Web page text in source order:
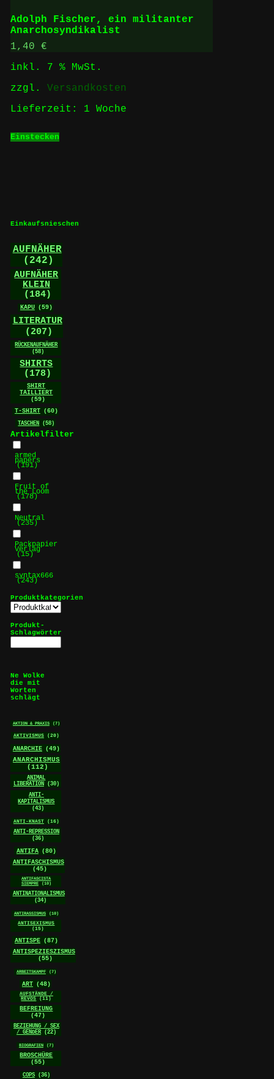
Optionen
können
Produktseite
werden
Adolph Fischer, ein militanter
Anarchosyndikalist
1,40 €
inkl. 7 % MwSt.
zzgl. Versandkosten
Lieferzeit: 1 Woche
Einstecken
Einkaufsnieschen
AUFNÄHER
(242)
AUFNÄHER
KLEIN
(184)
KAPU (59)
LITERATUR
(207)
RÜCKENAUFNÄHER
(58)
SHIRTS
(178)
SHIRT
TAILLIERT
(59)
T-SHIRT
(60)
TASCHEN
(58)
Artikelfilter
armed
papers
(191)
Fruit of
the Loom
(178)
Neutral
(235)
Packpapier
Verlag
(15)
syntax666
(243)
Produktkategorien
Produkt-
Schlagwörter
Ne Wolke
die mit
Worten
schlägt
AKTION & PRAXIS (7)
AKTIVISMUS (20)
ANARCHIE (49)
ANARCHISMUS
(112)
ANIMAL
LIBERATION
(30)
ANTI-
KAPITALISMUS
(43)
ANTI-KNAST (16)
ANTI-REPRESSION
(36)
ANTIFA (80)
ANTIFASCHISMUS
(45)
ANTIFASCISTA
SIEMPRE
(10)
ANTINATIONALISMUS
(34)
ANTIRASSISMUS (10)
ANTISEXISMUS
(15)
ANTISPE (87)
ANTISPEZIESZISMUS
(55)
ARBEITSKAMPF (7)
ART (48)
AUFSTÄNDE /
REVOS
(11)
BEFREIUNG
(47)
BEZIEHUNG / SEX
/ GENDER
(22)
BIOGRAFIEN (7)
BROSCHÜRE
(55)
COPS (36)